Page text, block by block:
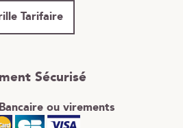
Tarifaire
Sécurisé
ou virements